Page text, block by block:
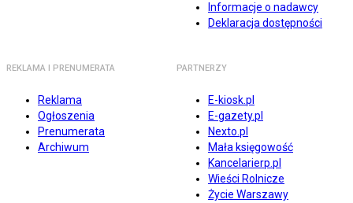
Informacje o nadawcy
Deklaracja dostępności
REKLAMA I PRENUMERATA
Reklama
Ogłoszenia
Prenumerata
Archiwum
PARTNERZY
E-kiosk.pl
E-gazety.pl
Nexto.pl
Mała księgowość
Kancelarierp.pl
Wieści Rolnicze
Życie Warszawy